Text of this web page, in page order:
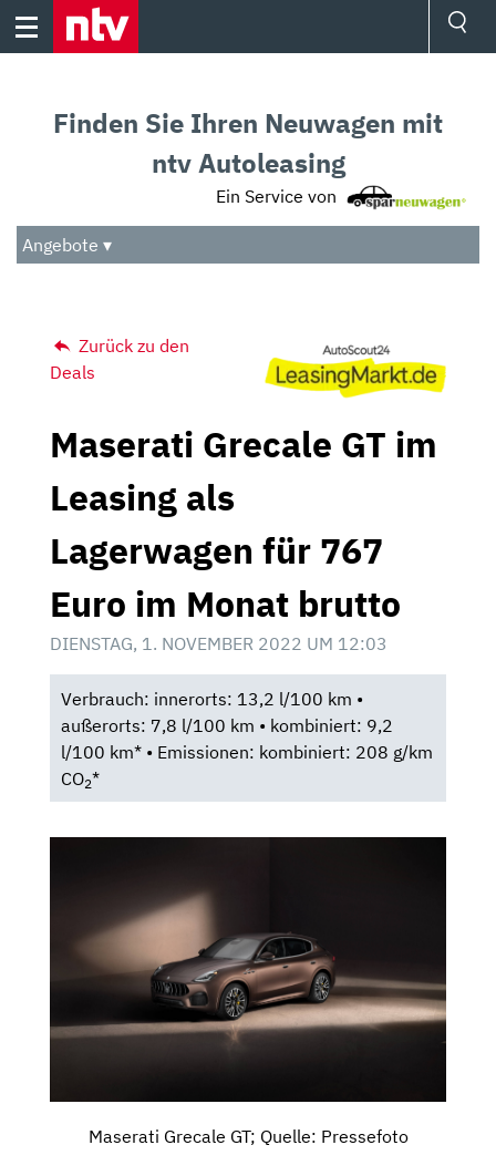
Skip
Audio
Das Beste
Finden Sie Ihren Neuwagen mit
ntv Autoleasing
Ein Service von
Angebote ▾
Zurück zu den
Deals
Maserati Grecale GT im
Leasing als
Lagerwagen für 767
Euro im Monat brutto
DIENSTAG, 1. NOVEMBER 2022 UM 12:03
Verbrauch: innerorts: 13,2 l/100 km •
außerorts: 7,8 l/100 km • kombiniert: 9,2
l/100 km* • Emissionen: kombiniert: 208 g/km
CO2*
Maserati Grecale GT; Quelle: Pressefoto